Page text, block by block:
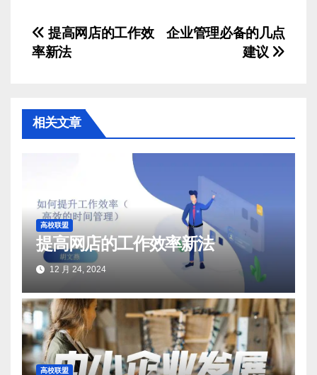
文
章
航
企业管理必备的几点
建议
提高网店的工作效
率新法
相关文章
高校联盟
提高网店的工作效率新法
12 月 24, 2024
高校联盟